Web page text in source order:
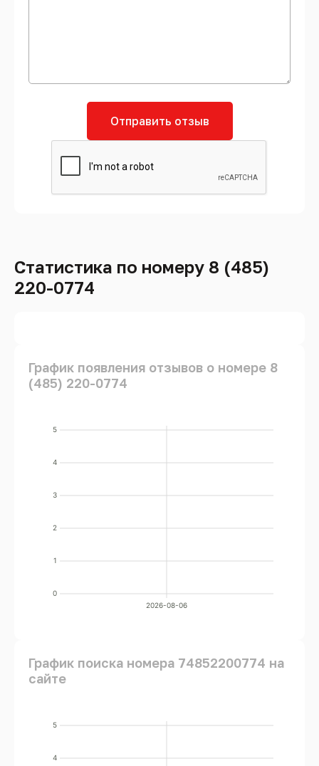
Отправить отзыв
Статистика по номеру 8 (485)
220-0774
График появления отзывов о номере 8
(485) 220-0774
0
1
2
3
4
5
2026-08-06
График поиска номера 74852200774 на
сайте
4
5